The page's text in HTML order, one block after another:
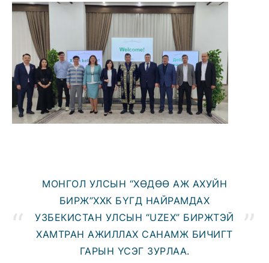
МОНГОЛ УЛСЫН “ХӨДӨӨ АЖ АХУЙН
БИРЖ”ХХК БҮГД НАЙРАМДАХ
УЗБЕКИСТАН УЛСЫН “UZEX” БИРЖТЭЙ
ХАМТРАН АЖИЛЛАХ САНАМЖ БИЧИГТ
ГАРЫН ҮСЭГ ЗУРЛАА.